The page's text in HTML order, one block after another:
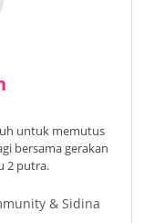
untuk memutus
bersama gerakan
2 putra.
& Sidina